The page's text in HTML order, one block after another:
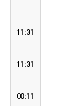
11:31
11:31
00:11